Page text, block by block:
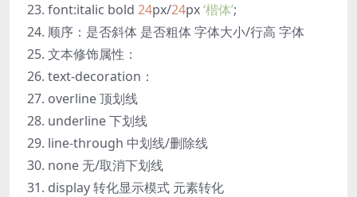
font:italic bold 24px/24px‘楷体’;
顺序：是否斜体 是否粗体 字体大小/行高 字体
文本修饰属性：
text-decoration：
overline 顶划线
underline 下划线
line-through 中划线/删除线
none 无/取消下划线
display 转化显示模式 元素转化